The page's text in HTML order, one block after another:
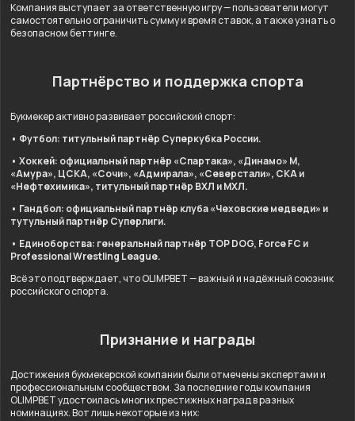
Компания выступает за ответственную игру — пользователи могут
самостоятельно ограничить сумму и время ставок, а также узнать о
безопасном беттинге.
Партнёрство и поддержка спорта
Букмекер активно развивает российский спорт:
• Футбол: титульный партнёр Суперкубка России.
• Хоккей: официальный партнёр «Спартака», «Динамо» М,
«Амура», ЦСКА, «Сочи», «Адмирала», «Северстали», СКА и
«Нефтехимика», титульный партнёр ВХЛ и МХЛ.
• Гандбол: официальный партнёр клуба «Чеховские медведи» и
тутульный партнёр Суперлиги.
• Единоборства: генеральный партнёр TOP DOG, Force FC и
Professional Wrestling League.
Всё это подтверждает, что OLIMPBET — важный и надёжный союзник
российского спорта.
Признание и награды
Достижения букмекерской компании были отмечены экспертами и
профессиональным сообществом. За последние годы компания
OLIMPBET удостоилась многих престижных наград в разных
номинациях. Вот лишь некоторые из них: